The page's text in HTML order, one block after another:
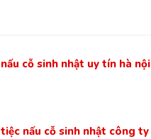
cỗ sinh nhật uy tín hà nội
nấu cỗ sinh nhật công ty